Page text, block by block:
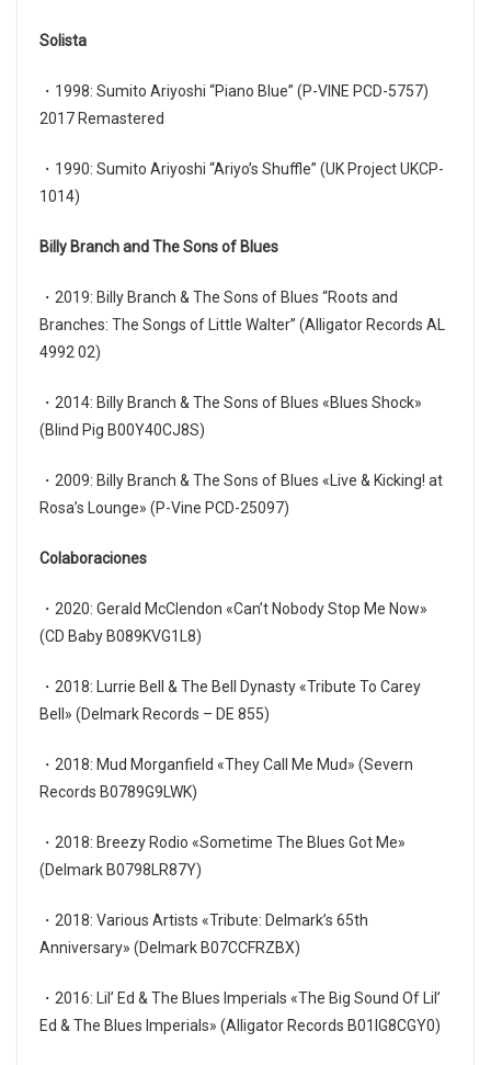
Solista
・1998: Sumito Ariyoshi “Piano Blue” (P-VINE PCD-5757)
2017 Remastered ​​
・1990: Sumito Ariyoshi “Ariyo’s Shuffle” (UK Project UKCP-
1014)
Billy Branch and The Sons of Blues
・2019: Billy Branch & The Sons of Blues “Roots and
Branches: The Songs of Little Walter” (Alligator Records‎ AL
4992 02)
・2014: Billy Branch & The Sons of Blues «Blues Shock»
(Blind Pig B00Y40CJ8S)
・2009: Billy Branch & The Sons of Blues «Live & Kicking! at
Rosa’s Lounge» (P-Vine PCD-25097)
Colaboraciones
・2020: Gerald McClendon «Can’t Nobody Stop Me Now»
(CD Baby B089KVG1L8)
・2018: Lurrie Bell & The Bell Dynasty «Tribute To Carey
Bell» (Delmark Records – DE 855)
・2018: Mud Morganfield «They Call Me Mud» (Severn
Records B0789G9LWK)
・2018: Breezy Rodio «Sometime The Blues Got Me»
(Delmark B0798LR87Y)
・2018: Various Artists «Tribute: Delmark’s 65th
Anniversary» (Delmark B07CCFRZBX)
・2016: Lil’ Ed & The Blues Imperials «The Big Sound Of Lil’
Ed & The Blues Imperials» (Alligator Records B01IG8CGY0)